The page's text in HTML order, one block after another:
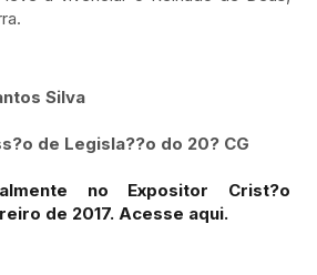
Silva
de Legisla??o do 20? CG
no Expositor Crist?o
de 2017. Acesse aqui.